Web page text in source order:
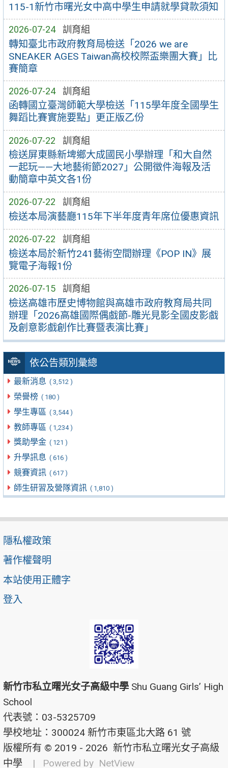
115-1新竹市曙光女中高中學生申請就學貸款須知
2026-07-24 訓育組
轉知臺北市政府教育局檢送「2026 we are
SNEAKER AGES Taiwan高校校際盃樂團大賽」比
賽簡章
2026-07-24 訓育組
函轉國立臺灣師範大學檢送「115學年度全國學生
舞蹈比賽實施要點」更正版乙份
2026-07-22 訓育組
檢送屏東縣新埤鄉大成國民小學辦理「和大自然
一起玩——大地藝術節2027」公開徵件海報及活
動簡章中英文各1份
2026-07-22 訓育組
檢送本局演藝廳115年下半年度青年席位優惠資訊
2026-07-22 訓育組
檢送本局於新竹241藝術空間辦理《POP IN》展
覽電子海報1份
2026-07-15 訓育組
檢送高雄市歷史博物館與高雄市政府教育局共同
辦理「2026高雄國際偶戲節-雕光見影全國皮影戲
及創意影戲創作比賽暨表演比賽」
依公告類別彙總
最新消息 ( 3,512 )
榮譽榜 ( 180 )
學生專區 ( 3,544 )
教師專區 ( 1,234 )
獎助學金 ( 121 )
升學訊息 ( 616 )
競賽資訊 ( 617 )
師生研習及營隊資訊 ( 1,810 )
隱私權政策
著作權聲明
本站使用正體字
登入
新竹市私立曙光女子高級中學 Shu Guang Girls’ High
School
代表號：03-5325709
學校地址：300024 新竹市東區北大路 61 號
版權所有 © 2019 - 2026 新竹市私立曙光女子高級
中學
| Powered by NetView